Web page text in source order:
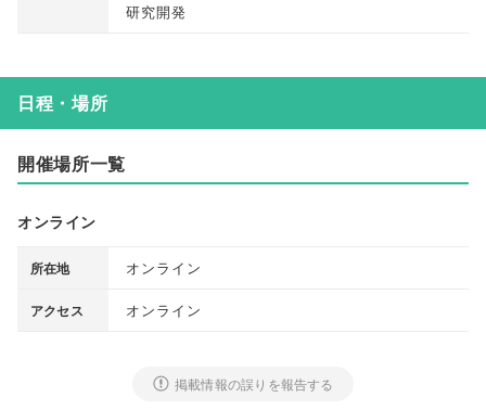
研究開発
日程・場所
開催場所一覧
オンライン
所在地 オンライン
アクセス オンライン
掲載情報の誤りを報告する